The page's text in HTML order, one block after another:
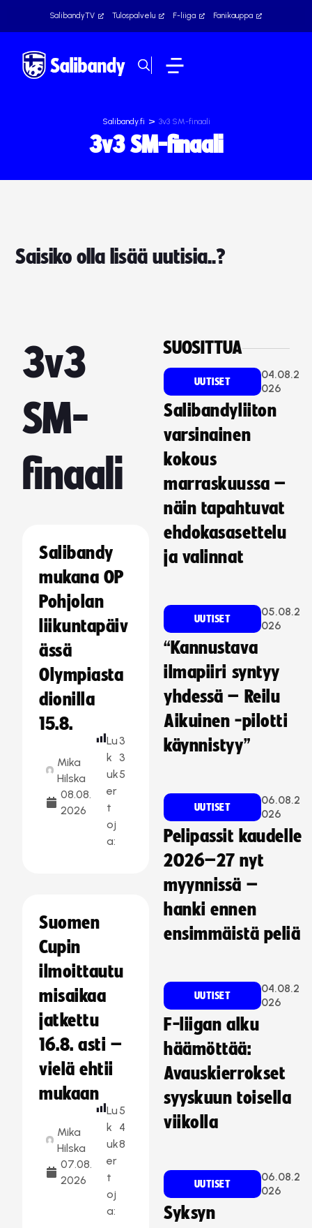
SalibandyTV Tulospalvelu F-liiga Fanikauppa
Salibandy.fi > 3v3 SM-finaali
3v3 SM-finaali
Saisiko olla lisää uutisia..?
3v3
SM-
finaali
Salibandy
mukana OP
Pohjolan
liikuntapäiv
ässä
Olympiasta
dionilla
15.8.
Mika
Hilska
08.08.
2026
Lu
k
uk
er
t
oj
a:
3
3
5
Suomen
Cupin
ilmoittautu
misaikaa
jatkettu
16.8. asti –
vielä ehtii
mukaan
Mika
Hilska
07.08.
2026
Lu
k
uk
er
t
oj
a:
5
4
8
SUOSITTUA
UUTISET
04.08.2
026
Salibandyliiton
varsinainen
kokous
marraskuussa –
näin tapahtuvat
ehdokasasettelu
ja valinnat
UUTISET
05.08.2
026
“Kannustava
ilmapiiri syntyy
yhdessä – Reilu
Aikuinen -pilotti
käynnistyy”
UUTISET
06.08.2
026
Pelipassit kaudelle
2026–27 nyt
myynnissä –
hanki ennen
ensimmäistä peliä
UUTISET
04.08.2
026
F-liigan alku
häämöttää:
Avauskierrokset
syyskuun toisella
viikolla
UUTISET
06.08.2
026
Syksyn